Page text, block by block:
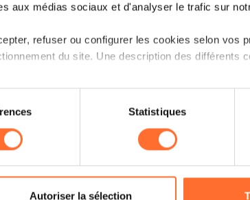
aux médias sociaux et d'analyser le trafic sur
refuser ou configurer les cookies selon vos
du site. Une description des différents
fonctionnalités (ex : lecture de vidéos,
non nécessaires.
Statistiques
Autoriser la sélection